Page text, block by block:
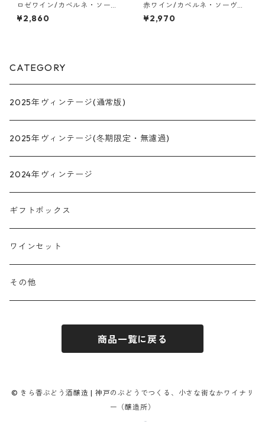
ロゼワイン/カベルネ・ソーヴ
ィニヨン かもし 「coucou 42
Cabernet Sauvignon Rose M
¥2,860
赤ワイン/カベルネ・ソーヴィ
ニヨン 「coucou 43 Caberne
t Sauvignon 2025」
¥2,970
CATEGORY
2025年ヴィンテージ(通常版)
2025年ヴィンテージ(冬期限定・無濾過)
2024年ヴィンテージ
ギフトボックス
ワインセット
その他
商品一覧に戻る
© きら香ぶどう酒醸造 | 神戸のぶどうでつくる、小さな街なかワイナリ
ー（醸造所）